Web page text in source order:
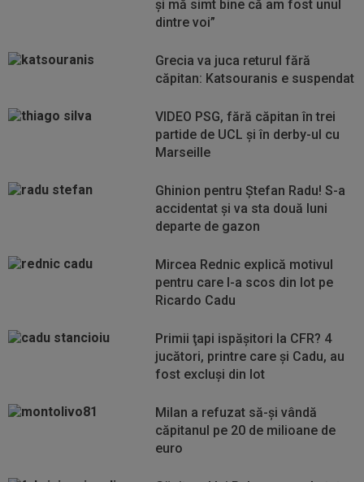
și mă simt bine că am fost unul
dintre voi”
Grecia va juca returul fără
căpitan: Katsouranis e suspendat
VIDEO PSG, fără căpitan în trei
partide de UCL și în derby-ul cu
Marseille
Ghinion pentru Ștefan Radu! S-a
accidentat și va sta două luni
departe de gazon
Mircea Rednic explică motivul
pentru care l-a scos din lot pe
Ricardo Cadu
Primii ţapi ispăşitori la CFR? 4
jucători, printre care şi Cadu, au
fost excluşi din lot
Milan a refuzat să-şi vândă
căpitanul pe 20 de milioane de
euro